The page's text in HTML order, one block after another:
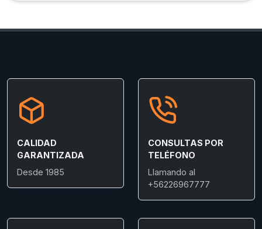
CALIDAD
GARANTIZADA
Desde 1985
CONSULTAS POR
TELÉFONO
Llamando al
+56226967777